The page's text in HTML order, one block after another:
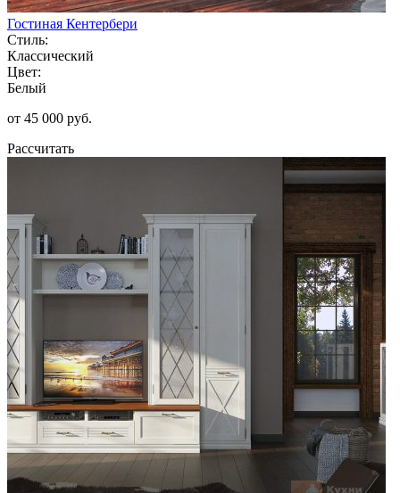
Гостиная Кентербери
Стиль:
Классический
Цвет:
Белый
от 45 000 руб.
Рассчитать